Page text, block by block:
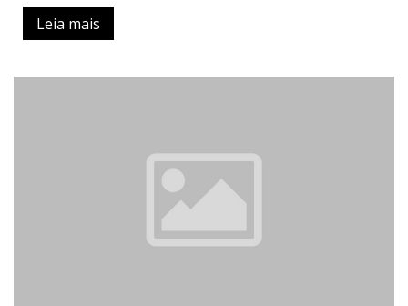
Leia mais